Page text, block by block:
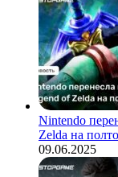
Nintendo
Zelda на
09.06.2025